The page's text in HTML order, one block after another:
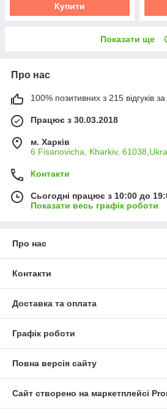
Купити
Показати ще
Про нас
100% позитивних з 215 відгуків за
Працює з 30.03.2018
м. Харків
6 Fisanovicha, Kharkiv,
Контакти
Сьогодні працює з 10:00 до
Показати весь графік роботи
Про нас
Контакти
Доставка та оплата
Графік роботи
Повна версія сайту
Сайт створено на маркетплейсі